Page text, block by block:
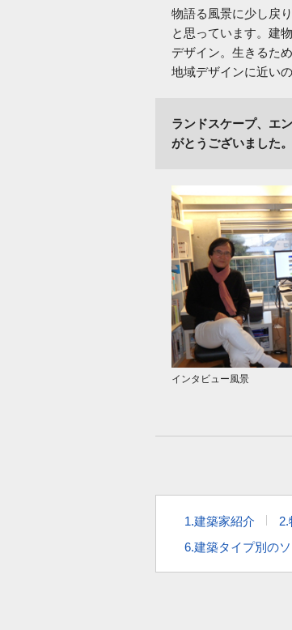
物語る風景に少し戻
と思っています。建
デザイン。生きるた
地域デザインに近い
ランドスケープ、エ
がとうございました。
インタビュー風景
1.建築家紹介 2.
6.建築タイプ別の